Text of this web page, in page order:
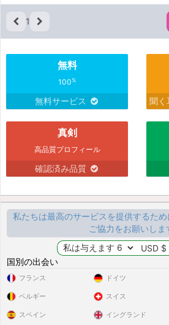
1
無料
100%
無料サービス 聞く
真剣
高品質プロフィール
確認済み品質
私たちは最高のサービスを提供するため
ご協力をお願いしま
国別の出会い
フランス
ベルギー
スペイン
ドイツ
スイス
イングランド